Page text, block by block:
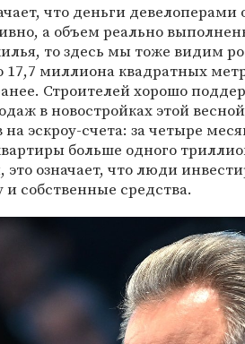
что деньги
а объем реально
то здесь мы тоже видим
17,7 миллиона квадратных
Строителей хорошо
в новостройках этой
на эскроу-счета: за четыре
больше одного
это означает, что люди
и собственные средства.